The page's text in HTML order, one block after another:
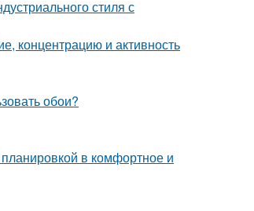
стиля с
концентрацию и активность
обои?
планировкой в комфортное и